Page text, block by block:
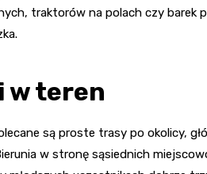
traktorów na polach czy barek
w teren
są proste trasy po okolicy,
w stronę sąsiednich